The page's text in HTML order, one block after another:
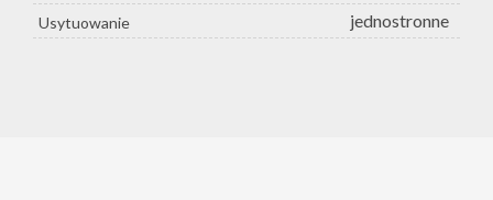
Usytuowanie jednostronne